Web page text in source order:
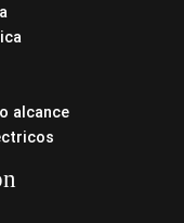
alcance